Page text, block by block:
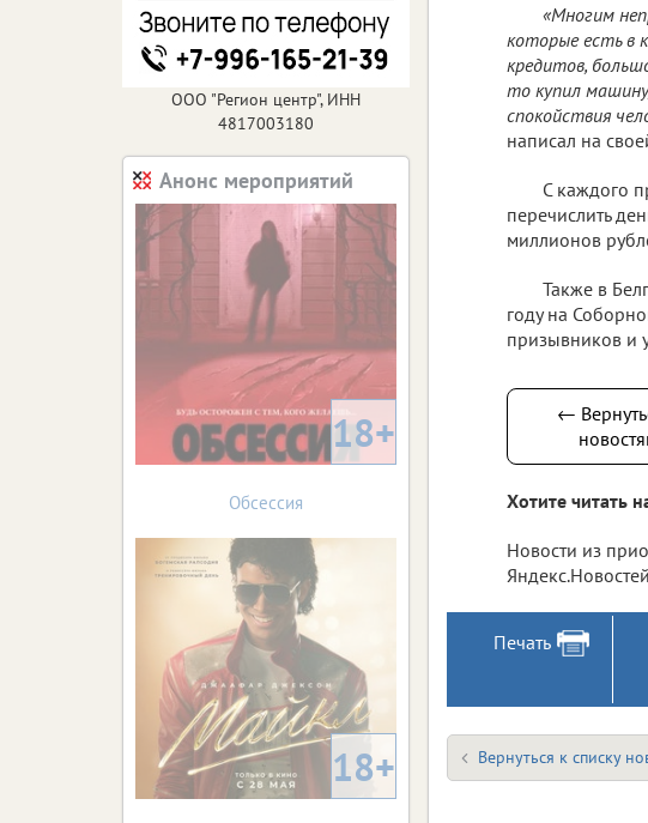
«Многим
которые есть в
кредитов,
то купил
спокойствия
написал на
С каждого
перечислить
миллионов
Также в
году на
призывников и
←
Хотите читать
Новости из
Печать
Вернуться к списку
ООО "Регион центр", ИНН
4817003180
Анонс мероприятий
18+
Обсессия
18+